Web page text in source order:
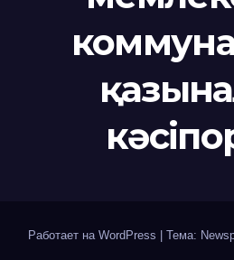
Работает на WordPress | Тема: